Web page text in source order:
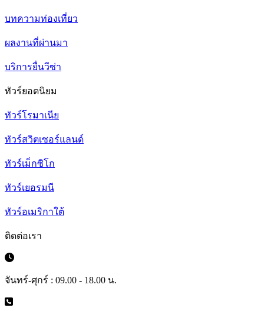
บทความท่องเที่ยว
ผลงานที่ผ่านมา
บริการยื่นวีซ่า
ทัวร์ยอดนิยม
ทัวร์โรมาเนีย
ทัวร์สวิตเซอร์แลนด์
ทัวร์เม็กซิโก
ทัวร์เยอรมนี
ทัวร์อเมริกาใต้
ติดต่อเรา
จันทร์-ศุกร์ : 09.00 - 18.00 น.